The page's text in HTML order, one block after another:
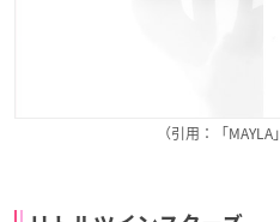
（引用：「MAYLA」